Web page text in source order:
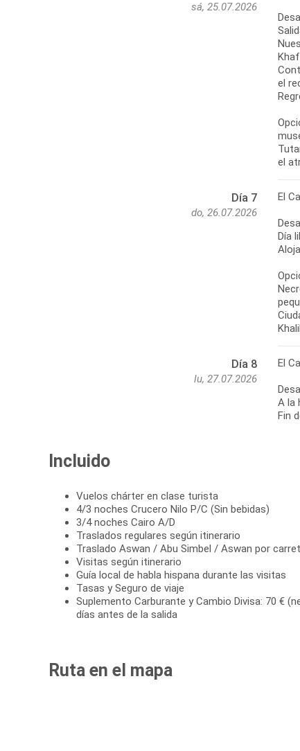
sá, 25.07.2026
el
el
Día 7
do, 26.07.2026
El
Día
Día 8
lu, 27.07.2026
El
A la
Fin
Incluido
Vuelos chárter en clase turista
4/3 noches Crucero Nilo P/C (Sin bebidas)
3/4 noches Cairo A/D
Traslados regulares según itinerario
Traslado Aswan / Abu Simbel / Aswan por
Visitas según itinerario
Guía local de habla hispana durante las visitas
Tasas y Seguro de viaje
Suplemento Carburante y Cambio Divisa: 70 €
días antes de la salida
Ruta en el mapa